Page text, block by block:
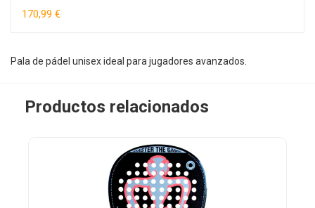
170,99 €
Pala de pádel unisex ideal para jugadores avanzados.
Productos relacionados